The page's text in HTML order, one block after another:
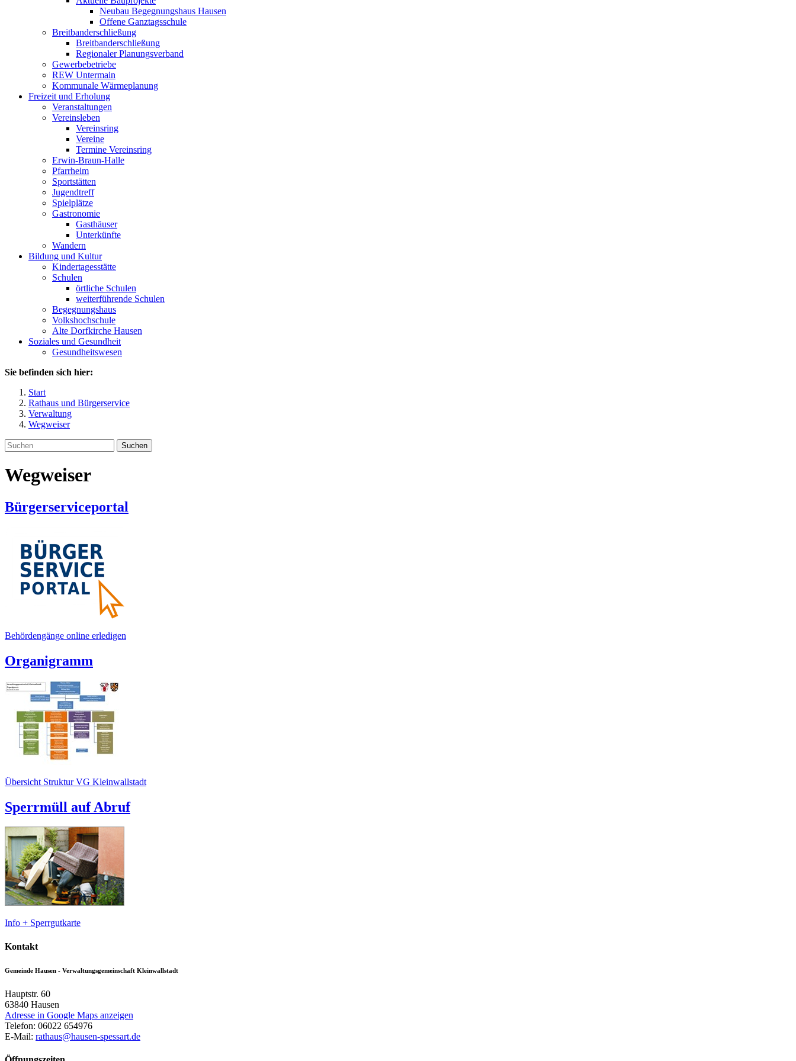
Neubau Begegnungshaus Hausen
Offene Ganztagsschule
Breitbanderschließung
Breitbanderschließung
Regionaler Planungsverband
Gewerbebetriebe
REW Untermain
Kommunale Wärmeplanung
Freizeit und Erholung
Veranstaltungen
Vereinsleben
Vereinsring
Vereine
Termine Vereinsring
Erwin-Braun-Halle
Pfarrheim
Sportstätten
Jugendtreff
Spielplätze
Gastronomie
Gasthäuser
Unterkünfte
Wandern
Bildung und Kultur
Kindertagesstätte
Schulen
örtliche Schulen
weiterführende Schulen
Begegnungshaus
Volkshochschule
Alte Dorfkirche Hausen
Soziales und Gesundheit
Gesundheitswesen
Sie befinden sich hier:
Start
Rathaus und Bürgerservice
Verwaltung
Wegweiser
Suchen
Wegweiser
Bürgerserviceportal
Behördengänge online erledigen
Organigramm
Übersicht Struktur VG Kleinwallstadt
Sperrmüll auf Abruf
Info + Sperrgutkarte
Kontakt
Gemeinde Hausen - Verwaltungsgemeinschaft Kleinwallstadt
Hauptstr. 60
63840 Hausen
Adresse in Google Maps anzeigen
Telefon: 06022 654976
E-Mail: rathaus@hausen-spessart.de